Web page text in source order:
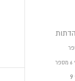
מספר
9